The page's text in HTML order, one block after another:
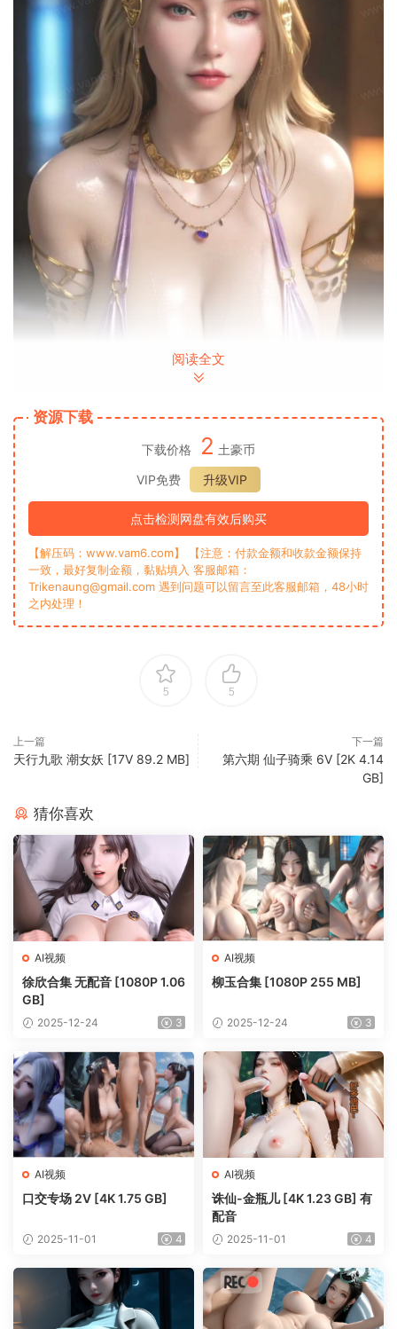
阅读全文
资源下载
下载价格 2 土豪币
VIP免费
升级VIP
点击检测网盘有效后购买
【解压码：www.vam6.com】 【注意：付款金额和收款金额保持
一致，最好复制金额，黏贴填入 客服邮箱：
Trikenaung@gmail.com 遇到问题可以留言至此客服邮箱，48小时
之内处理！
5 5
上一篇
天行九歌 潮女妖 [17V 89.2 MB]
下一篇
第六期 仙子骑乘 6V [2K 4.14
GB]
猜你喜欢
AI视频
徐欣合集 无配音 [1080P 1.06
GB]
2025-12-24 3
AI视频
柳玉合集 [1080P 255 MB]
2025-12-24 3
AI视频
口交专场 2V [4K 1.75 GB]
2025-11-01 4
AI视频
诛仙-金瓶儿 [4K 1.23 GB] 有
配音
2025-11-01 4